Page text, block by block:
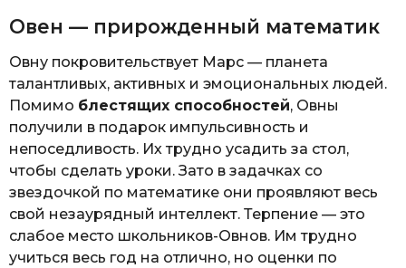
Овен — прирожденный математик
Овну покровительствует Марс — планета
талантливых, активных и эмоциональных людей.
Помимо блестящих способностей, Овны
получили в подарок импульсивность и
непоседливость. Их трудно усадить за стол,
чтобы сделать уроки. Зато в задачках со
звездочкой по математике они проявляют весь
свой незаурядный интеллект. Терпение — это
слабое место школьников-Овнов. Им трудно
учиться весь год на отлично, но оценки по